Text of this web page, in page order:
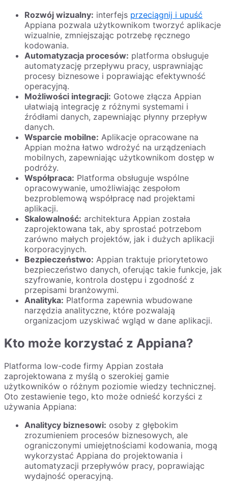
Rozwój wizualny: interfejs przeciągnij i upuść
Appiana pozwala użytkownikom tworzyć aplikacje
wizualnie, zmniejszając potrzebę ręcznego
kodowania.
Automatyzacja procesów: platforma obsługuje
automatyzację przepływu pracy, usprawniając
procesy biznesowe i poprawiając efektywność
operacyjną.
Możliwości integracji: Gotowe złącza Appian
ułatwiają integrację z różnymi systemami i
źródłami danych, zapewniając płynny przepływ
danych.
Wsparcie mobilne: Aplikacje opracowane na
Appian można łatwo wdrożyć na urządzeniach
mobilnych, zapewniając użytkownikom dostęp w
podróży.
Współpraca: Platforma obsługuje wspólne
opracowywanie, umożliwiając zespołom
bezproblemową współpracę nad projektami
aplikacji.
Skalowalność: architektura Appian została
zaprojektowana tak, aby sprostać potrzebom
zarówno małych projektów, jak i dużych aplikacji
korporacyjnych.
Bezpieczeństwo: Appian traktuje priorytetowo
bezpieczeństwo danych, oferując takie funkcje, jak
szyfrowanie, kontrola dostępu i zgodność z
przepisami branżowymi.
Analityka: Platforma zapewnia wbudowane
narzędzia analityczne, które pozwalają
organizacjom uzyskiwać wgląd w dane aplikacji.
Kto może korzystać z Appiana?
Platforma low-code firmy Appian została
zaprojektowana z myślą o szerokiej gamie
użytkowników o różnym poziomie wiedzy technicznej.
Oto zestawienie tego, kto może odnieść korzyści z
używania Appiana:
Analitycy biznesowi: osoby z głębokim
zrozumieniem procesów biznesowych, ale
ograniczonymi umiejętnościami kodowania, mogą
wykorzystać Appiana do projektowania i
automatyzacji przepływów pracy, poprawiając
wydajność operacyjną.